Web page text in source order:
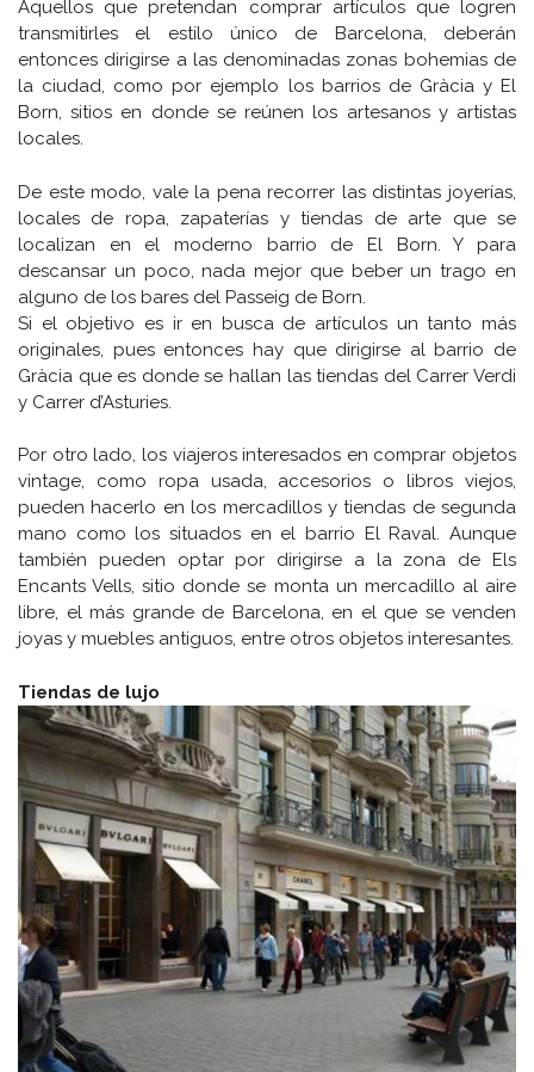
Aquellos que pretendan comprar artículos que logren
transmitirles el estilo único de Barcelona, deberán
entonces dirigirse a las denominadas zonas bohemias de
la ciudad, como por ejemplo los barrios de Gràcia y El
Born, sitios en donde se reúnen los artesanos y artistas
locales.
De este modo, vale la pena recorrer las distintas joyerías,
locales de ropa, zapaterías y tiendas de arte que se
localizan en el moderno barrio de El Born. Y para
descansar un poco, nada mejor que beber un trago en
alguno de los bares del Passeig de Born.
Si el objetivo es ir en busca de artículos un tanto más
originales, pues entonces hay que dirigirse al barrio de
Gràcia que es donde se hallan las tiendas del Carrer Verdi
y Carrer d’Asturies.
Por otro lado, los viajeros interesados en comprar objetos
vintage, como ropa usada, accesorios o libros viejos,
pueden hacerlo en los mercadillos y tiendas de segunda
mano como los situados en el barrio El Raval. Aunque
también pueden optar por dirigirse a la zona de Els
Encants Vells, sitio donde se monta un mercadillo al aire
libre, el más grande de Barcelona, en el que se venden
joyas y muebles antiguos, entre otros objetos interesantes.
Tiendas de lujo